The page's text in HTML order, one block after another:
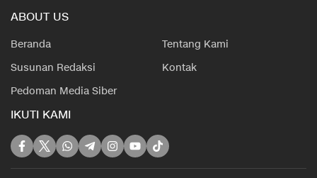
ABOUT US
Beranda
Tentang Kami
Susunan Redaksi
Kontak
Pedoman Media Siber
IKUTI KAMI